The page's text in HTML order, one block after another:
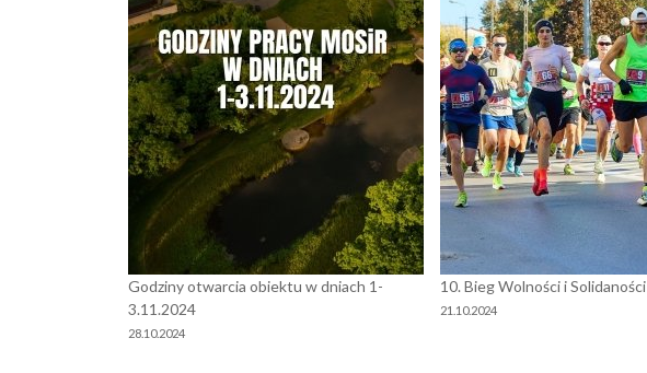
Godziny otwarcia obiektu w dniach 1-
3.11.2024
28.10.2024
10. Bieg Wolności i Solidaności
21.10.2024